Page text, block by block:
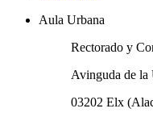
Aula Urbana
Rectorado y
Avinguda de
03202 Elx